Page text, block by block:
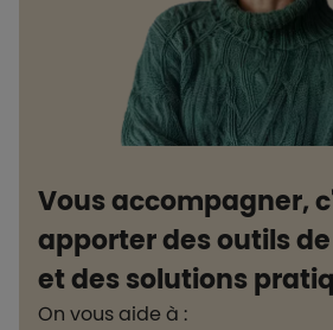
Vous accompagner,
apporter des outils
et des solutions
On vous aide à :